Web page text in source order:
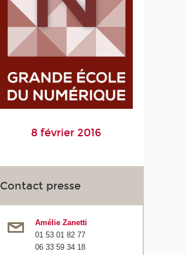
8 février 2016
Contact presse
Amélie Zanetti
01 53 01 82 77
06 33 59 34 18